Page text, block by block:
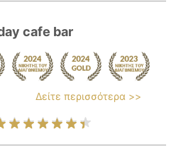
cafe bar
Δείτε περισσότερα >>